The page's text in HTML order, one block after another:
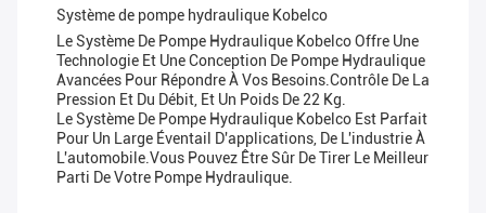
Système de pompe hydraulique Kobelco
Le Système De Pompe Hydraulique Kobelco Offre Une
Technologie Et Une Conception De Pompe Hydraulique
Avancées Pour Répondre À Vos Besoins.contrôle De La
Pression Et Du Débit, Et Un Poids De 22 Kg.
Le Système De Pompe Hydraulique Kobelco Est Parfait
Pour Un Large Éventail D'applications, De L'industrie À
L'automobile.vous Pouvez Être Sûr De Tirer Le Meilleur
Parti De Votre Pompe Hydraulique.